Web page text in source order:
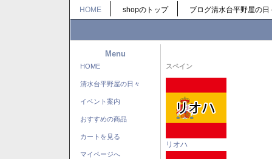
HOME shopのトップ ブログ清水台平野屋の日
Menu
HOME
清水台平野屋の日々
イベント案内
おすすめの商品
カートを見る
マイページへ
スペイン
リオハ